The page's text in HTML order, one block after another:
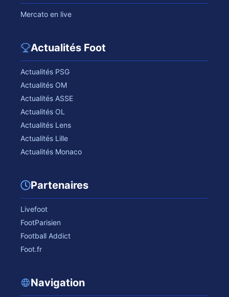
Mercato en live
Actualités Foot
Actualités PSG
Actualités OM
Actualités ASSE
Actualités OL
Actualités Lens
Actualités Lille
Actualités Monaco
Partenaires
Livefoot
FootParisien
Football Addict
Foot.fr
Navigation